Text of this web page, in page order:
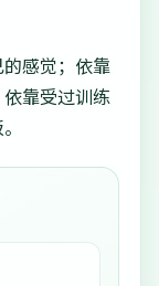
感觉；依靠
靠受过训练